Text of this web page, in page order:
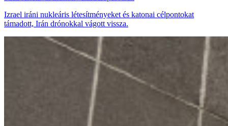
Izrael iráni nukleáris létesítményeket és katonai célpontokat
támadott, Irán drónokkal vágott vissza.